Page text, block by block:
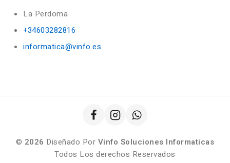
La Perdoma
+34603282816
informatica@vinfo.es
© 2026 Diseñado Por Vinfo Soluciones Informaticas
Todos Los derechos Reservados